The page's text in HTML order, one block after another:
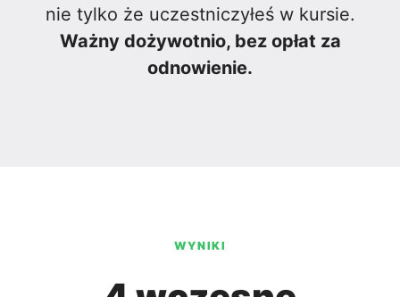
nie tylko że uczestniczyłeś w kursie.
Ważny dożywotnio, bez opłat za
odnowienie.
WYNIKI